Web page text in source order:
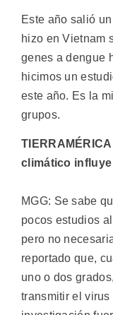
Este año salió
hizo en Vietnam
genes a dengue
hicimos un
este año. Es la
grupos.
climático
MGG: Se sabe
pocos estudios
pero no
reportado que,
uno o dos
transmitir el